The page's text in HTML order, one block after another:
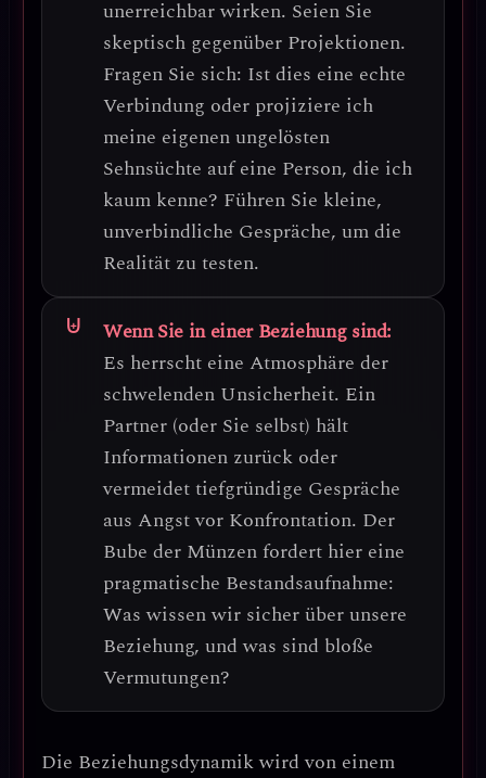
unerreichbar wirken. Seien Sie
skeptisch gegenüber Projektionen.
Fragen Sie sich: Ist dies eine echte
Verbindung oder projiziere ich
meine eigenen ungelösten
Sehnsüchte auf eine Person, die ich
kaum kenne? Führen Sie kleine,
unverbindliche Gespräche, um die
Realität zu testen.
Wenn Sie in einer Beziehung sind:
Es herrscht eine Atmosphäre der
schwelenden Unsicherheit. Ein
Partner (oder Sie selbst) hält
Informationen zurück oder
vermeidet tiefgründige Gespräche
aus Angst vor Konfrontation. Der
Bube der Münzen fordert hier eine
pragmatische Bestandsaufnahme:
Was wissen wir sicher über unsere
Beziehung, und was sind bloße
Vermutungen?
Die Beziehungsdynamik wird von einem